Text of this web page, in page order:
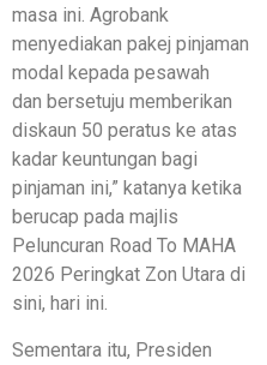
masa ini. Agrobank
menyediakan pakej pinjaman
modal kepada pesawah
dan bersetuju memberikan
diskaun 50 peratus ke atas
kadar keuntungan bagi
pinjaman ini,” katanya ketika
berucap pada majlis
Peluncuran Road To MAHA
2026 Peringkat Zon Utara di
sini, hari ini.
Sementara itu, Presiden